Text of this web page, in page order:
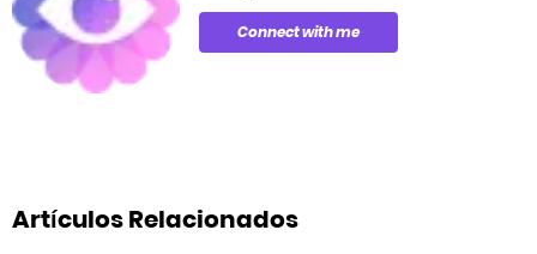
Connect with me
Artículos Relacionados